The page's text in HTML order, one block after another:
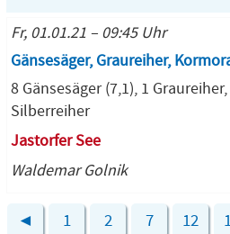
Fr, 01.01.21 – 09:45 Uhr
Gänsesäger, Graureiher,
8 Gänsesäger (7,1), 1
Silberreiher
Jastorfer See
Waldemar Golnik
◄ 1 2 7 12